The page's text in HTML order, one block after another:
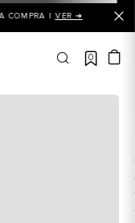
COMPRA |VER ➜
0